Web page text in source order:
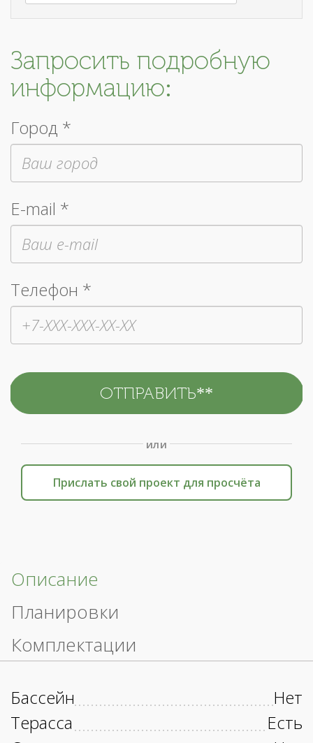
Запросить подробную
информацию:
Город *
E-mail *
Телефон *
или
Прислать свой проект для просчёта
Описание
Планировки
Комплектации
Бассейн
Нет
Терасса
Есть